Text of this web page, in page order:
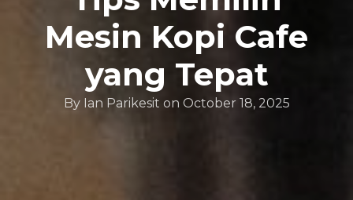
Mesin Kopi Cafe
yang Tepat
By Ian Parikesit on October 18, 2025